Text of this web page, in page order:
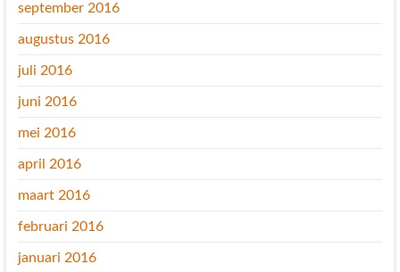
september 2016
augustus 2016
juli 2016
juni 2016
mei 2016
april 2016
maart 2016
februari 2016
januari 2016